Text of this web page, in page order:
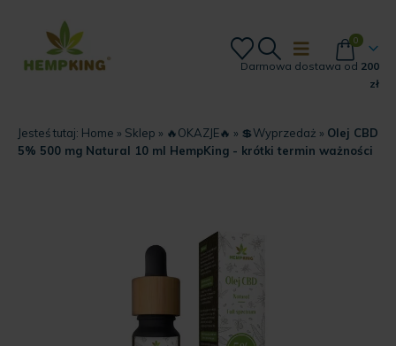
0
Darmowa dostawa od 200
zł
Jesteś tutaj: Home » Sklep » 🔥OKAZJE🔥 » 💲Wyprzedaż » Olej CBD
5% 500 mg Natural 10 ml HempKing - krótki termin ważności